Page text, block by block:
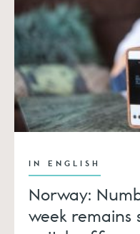
IN ENGLISH
Norway:
week